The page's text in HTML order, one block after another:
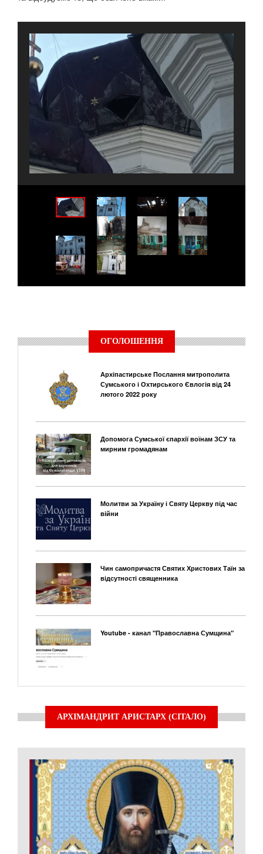
ОГОЛОШЕННЯ
Архіпастирське Послання митрополита
Сумського і Охтирського Євлогія від 24
лютого 2022 року
Допомога Сумської єпархії воїнам ЗСУ та
мирним громадянам
Молитви за Україну і Святу Церкву під час
війни
Чин самопричастя Святих Христових Таїн за
відсутності священника
Youtube - канал "Православна Сумщина"
АРХІМАНДРИТ АРИСТАРХ (СІТАЛО)